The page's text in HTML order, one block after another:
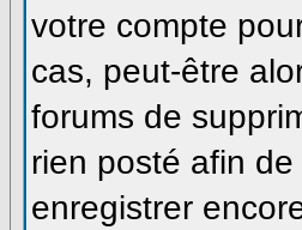
votre compte
cas, peut-être
forums de
rien posté afin
enregistrer